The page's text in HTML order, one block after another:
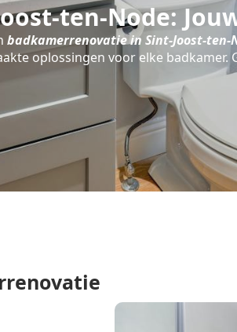
ten-Node:
badkamerrenovatie in Sint-Joost-ten-
oplossingen voor elke badkamer.